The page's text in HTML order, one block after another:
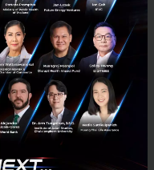
น
'KATALYST STARTUP
กลับมาอีกครั้ง ครั้งนี้ เทค
อกาสได้...
ecosystem